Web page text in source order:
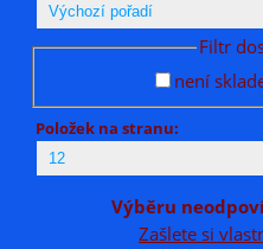
Filtr
není
Položek na stranu:
Výběru
Zašlete si